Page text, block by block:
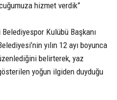
hizmet verdik”
Kulübü Başkanı
yılın 12 ayı boyunca
belirterek, yaz
yoğun ilgiden duyduğu